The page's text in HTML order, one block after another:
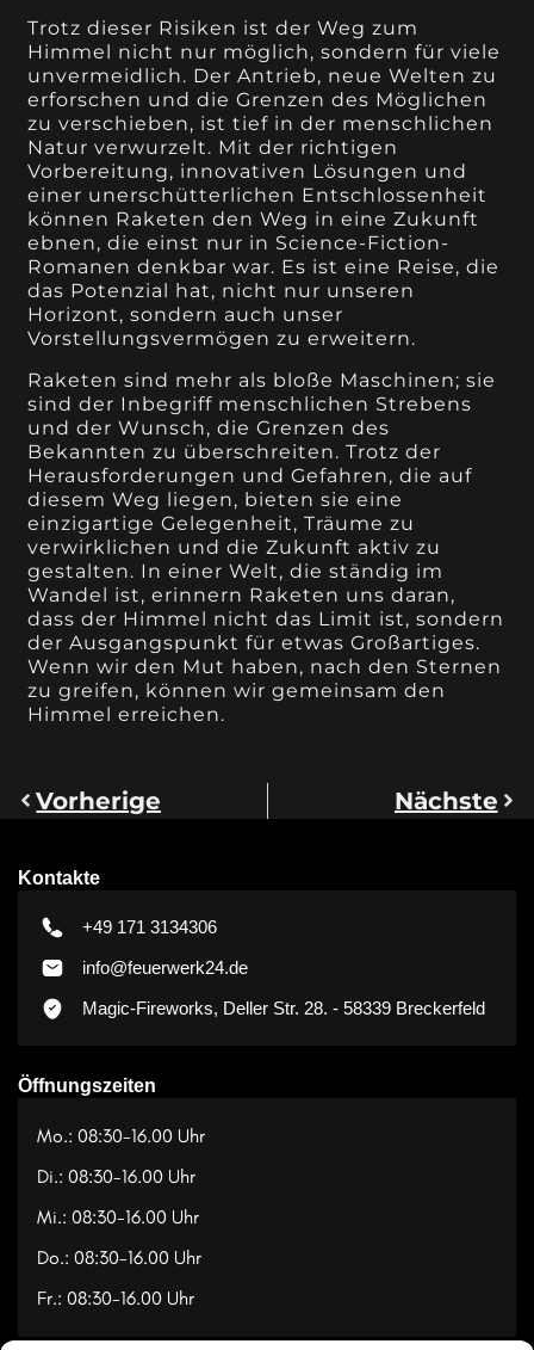
Trotz dieser Risiken ist der Weg zum
Himmel nicht nur möglich, sondern für viele
unvermeidlich. Der Antrieb, neue Welten zu
erforschen und die Grenzen des Möglichen
zu verschieben, ist tief in der menschlichen
Natur verwurzelt. Mit der richtigen
Vorbereitung, innovativen Lösungen und
einer unerschütterlichen Entschlossenheit
können Raketen den Weg in eine Zukunft
ebnen, die einst nur in Science-Fiction-
Romanen denkbar war. Es ist eine Reise, die
das Potenzial hat, nicht nur unseren
Horizont, sondern auch unser
Vorstellungsvermögen zu erweitern.
Raketen sind mehr als bloße Maschinen; sie
sind der Inbegriff menschlichen Strebens
und der Wunsch, die Grenzen des
Bekannten zu überschreiten. Trotz der
Herausforderungen und Gefahren, die auf
diesem Weg liegen, bieten sie eine
einzigartige Gelegenheit, Träume zu
verwirklichen und die Zukunft aktiv zu
gestalten. In einer Welt, die ständig im
Wandel ist, erinnern Raketen uns daran,
dass der Himmel nicht das Limit ist, sondern
der Ausgangspunkt für etwas Großartiges.
Wenn wir den Mut haben, nach den Sternen
zu greifen, können wir gemeinsam den
Himmel erreichen.
Vorherige Nächste
Kontakte
+49 171 3134306
info@feuerwerk24.de
Magic-Fireworks, Deller Str. 28. - 58339 Breckerfeld
Öffnungszeiten
Mo.: 08:30-16.00 Uhr
Di.: 08:30-16.00 Uhr
Mi.: 08:30-16.00 Uhr
Do.: 08:30-16.00 Uhr
Fr.: 08:30-16.00 Uhr